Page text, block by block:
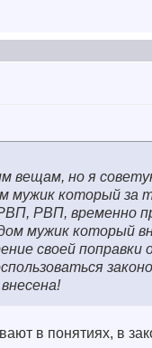
вещам, но я
мужик который за
РВП, временно
мужик который
своей
в понятиях, в